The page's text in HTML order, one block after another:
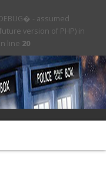
- assumed
version of PHP) in
line 20